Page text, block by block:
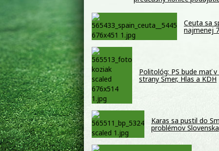
Ceuta sa
najmenej
Politológ: PS bude mať
strany Smer, Hlas a KDH
Karas sa pustil do
problémov Slovenska